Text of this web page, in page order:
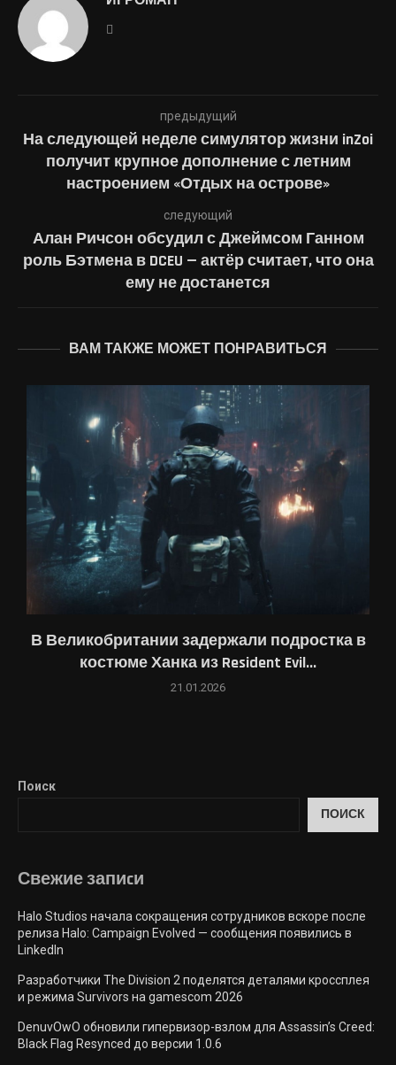
предыдущий
На следующей неделе симулятор жизни inZoi
получит крупное дополнение с летним
настроением «Отдых на острове»
следующий
Алан Ричсон обсудил с Джеймсом Ганном
роль Бэтмена в DCEU — актёр считает, что она
ему не достанется
ВАМ ТАКЖЕ МОЖЕТ ПОНРАВИТЬСЯ
В Великобритании задержали подростка в
костюме Ханка из Resident Evil...
21.01.2026
Поиск
ПОИСК
Свежие запиcи
Halo Studios начала сокращения сотрудников вскоре после
релиза Halo: Campaign Evolved — сообщения появились в
LinkedIn
Разработчики The Division 2 поделятся деталями кроссплея
и режима Survivors на gamescom 2026
DenuvOwO обновили гипервизор-взлом для Assassin’s Creed:
Black Flag Resynced до версии 1.0.6